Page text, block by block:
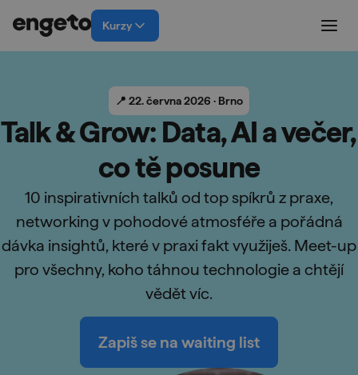
Kurzy
📍 22. června 2026 · Brno
Talk & Grow: Data, AI a večer,
co tě posune
10 inspirativních talků od top spíkrů z praxe,
networking v pohodové atmosféře a pořádná
dávka insightů, které v praxi fakt využiješ. Meet-up
pro všechny, koho táhnou technologie a chtějí
vědět víc.
Zapiš se na waiting list